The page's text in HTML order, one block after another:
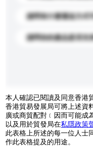
請問有什麼運送方式
請問你的產品是否支
本人確認已閱讀及同意香港
香港貿易發展局可將上述資
廣或商貿配對﹝因而可能成
以及用於貿發局在私隱政策
此表格上所述的每一位人士
作此表格提及的用途。